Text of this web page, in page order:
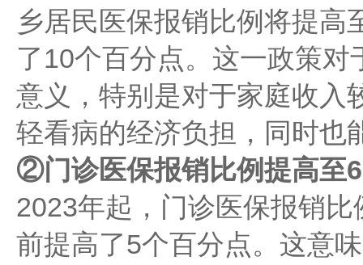
乡居民医保报销比例将提高
了10个百分点。这一政策
意义，特别是对于家庭收入
轻看病的经济负担，同时也
②门诊医保报销比例提高至
2023年起，门诊医保报销
前提高了5个百分点。这意